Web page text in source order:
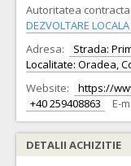
Autoritatea
DEZVOLTARE
Adresa:
Strada:
Localitate: Oradea,
Website:
https://
+40 259408863
E-
DETALII ACHIZITIE